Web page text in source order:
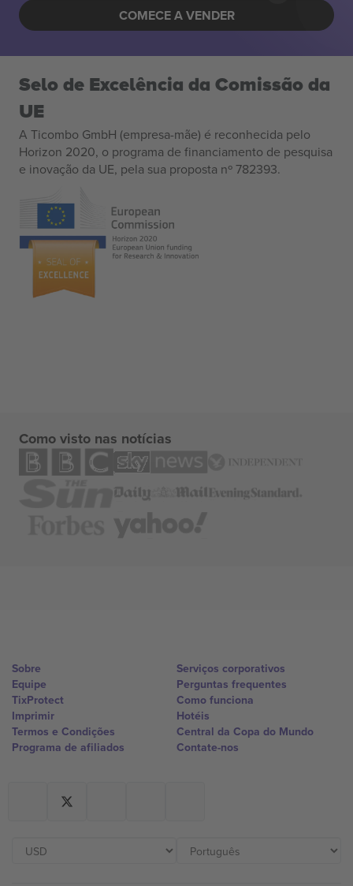
COMECE A VENDER
Selo de Excelência da Comissão da
UE
A Ticombo GmbH (empresa-mãe) é reconhecida pelo
Horizon 2020, o programa de financiamento de pesquisa
e inovação da UE, pela sua proposta nº 782393.
Como visto nas notícias
Sobre
Equipe
TixProtect
Imprimir
Termos e Condições
Programa de afiliados
Serviços corporativos
Perguntas frequentes
Como funciona
Hotéis
Central da Copa do Mundo
Contate-nos